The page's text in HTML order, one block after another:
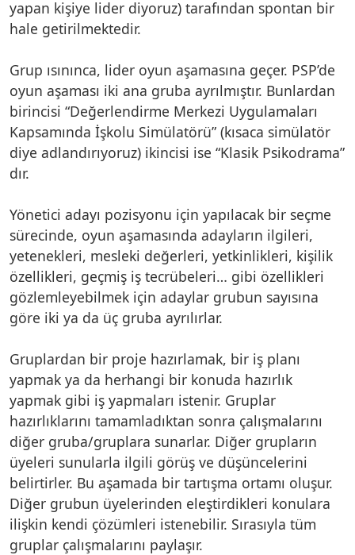
yapan kişiye lider diyoruz) tarafından spontan bir
hale getirilmektedir.
Grup ısınınca, lider oyun aşamasına geçer. PSP’de
oyun aşaması iki ana gruba ayrılmıştır. Bunlardan
birincisi “Değerlendirme Merkezi Uygulamaları
Kapsamında İşkolu Simülatörü” (kısaca simülatör
diye adlandırıyoruz) ikincisi ise “Klasik Psikodrama”
dır.
Yönetici adayı pozisyonu için yapılacak bir seçme
sürecinde, oyun aşamasında adayların ilgileri,
yetenekleri, mesleki değerleri, yetkinlikleri, kişilik
özellikleri, geçmiş iş tecrübeleri… gibi özellikleri
gözlemleyebilmek için adaylar grubun sayısına
göre iki ya da üç gruba ayrılırlar.
Gruplardan bir proje hazırlamak, bir iş planı
yapmak ya da herhangi bir konuda hazırlık
yapmak gibi iş yapmaları istenir. Gruplar
hazırlıklarını tamamladıktan sonra çalışmalarını
diğer gruba/gruplara sunarlar. Diğer grupların
üyeleri sunularla ilgili görüş ve düşüncelerini
belirtirler. Bu aşamada bir tartışma ortamı oluşur.
Diğer grubun üyelerinden eleştirdikleri konulara
ilişkin kendi çözümleri istenebilir. Sırasıyla tüm
gruplar çalışmalarını paylaşır.